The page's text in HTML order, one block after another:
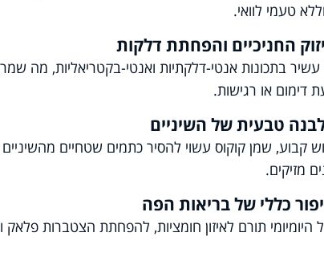
טעמי לוואי.
בתכונות אנטי-דלקתיות ואנטי-בקטריאליות, מה
דימום או רגישות.
קבוע, שמן קוקוס עשוי להסיר כתמים שטחיים
מזיקים.
היומיומי תורם לאיזון חומציות, להפחתת הצטברות פלאק